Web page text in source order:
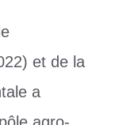
et de la
a